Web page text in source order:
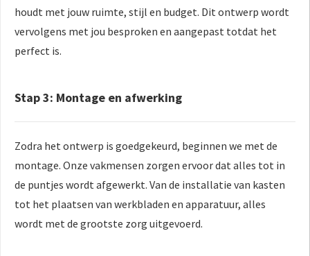
houdt met jouw ruimte, stijl en budget. Dit ontwerp wordt
vervolgens met jou besproken en aangepast totdat het
perfect is.
Stap 3: Montage en afwerking
Zodra het ontwerp is goedgekeurd, beginnen we met de
montage. Onze vakmensen zorgen ervoor dat alles tot in
de puntjes wordt afgewerkt. Van de installatie van kasten
tot het plaatsen van werkbladen en apparatuur, alles
wordt met de grootste zorg uitgevoerd.